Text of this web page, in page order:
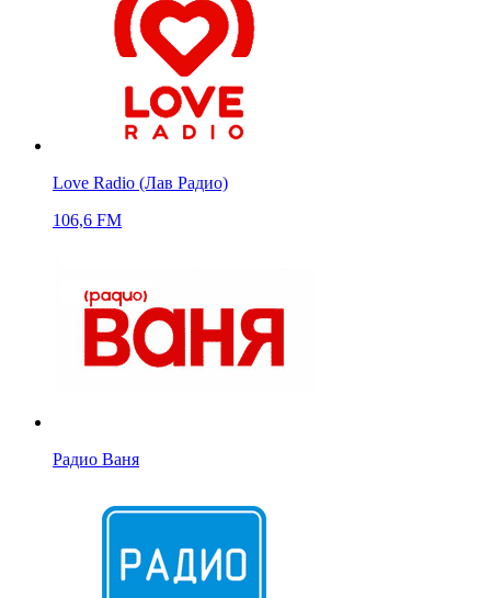
Love Radio (Лав Радио)
106,6 FM
Радио Ваня